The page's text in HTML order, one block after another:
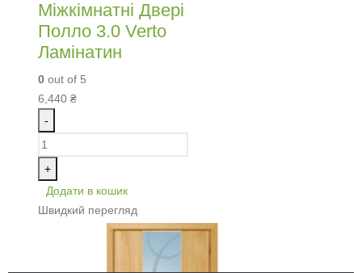
Міжкімнатні Двері
Полло 3.0 Verto
Ламінатин
0 out of 5
6,440 ₴
-
+
Додати в кошик
Швидкий перегляд